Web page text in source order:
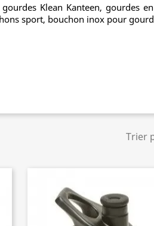
Isotherme...
Couleur-Inox
Klean Kanteen, gourdes
sport, bouchon inox pour
Trier